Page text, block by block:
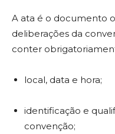
A ata é o documento
deliberações da
conter
local, data e hora;
identificação e
convenção;